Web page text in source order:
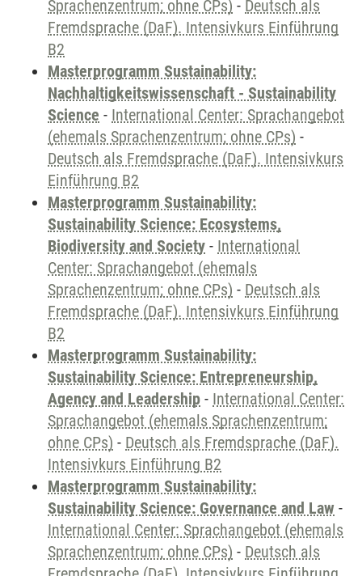
Sprachenzentrum; ohne CPs) - Deutsch als
Fremdsprache (DaF). Intensivkurs Einführung
B2
Masterprogramm Sustainability:
Nachhaltigkeitswissenschaft - Sustainability
Science - International Center: Sprachangebot
(ehemals Sprachenzentrum; ohne CPs) -
Deutsch als Fremdsprache (DaF). Intensivkurs
Einführung B2
Masterprogramm Sustainability:
Sustainability Science: Ecosystems,
Biodiversity and Society - International
Center: Sprachangebot (ehemals
Sprachenzentrum; ohne CPs) - Deutsch als
Fremdsprache (DaF). Intensivkurs Einführung
B2
Masterprogramm Sustainability:
Sustainability Science: Entrepreneurship,
Agency and Leadership - International Center:
Sprachangebot (ehemals Sprachenzentrum;
ohne CPs) - Deutsch als Fremdsprache (DaF).
Intensivkurs Einführung B2
Masterprogramm Sustainability:
Sustainability Science: Governance and Law -
International Center: Sprachangebot (ehemals
Sprachenzentrum; ohne CPs) - Deutsch als